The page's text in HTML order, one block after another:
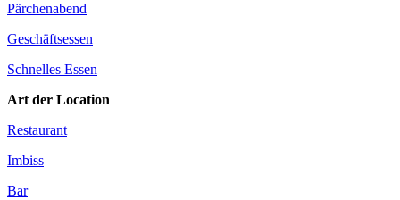
Pärchenabend
Geschäftsessen
Schnelles Essen
Art der Location
Restaurant
Imbiss
Bar